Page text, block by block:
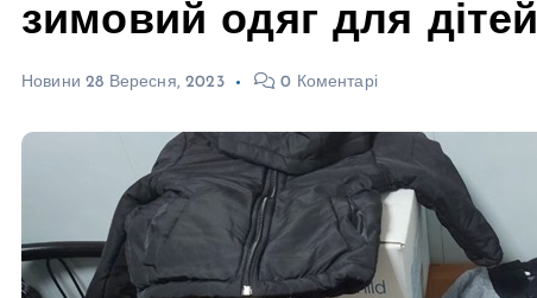
зимовий одяг для дітей
Новини 28 Вересня, 2023 0 Коментарі